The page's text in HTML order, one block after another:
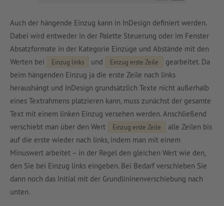
Auch der hängende Einzug kann in InDesign definiert werden.
Dabei wird entweder in der Palette Steuerung oder im Fenster
Absatzformate in der Kategorie Einzüge und Abstände mit den
Werten bei
Einzug links und Einzug erste Zeile
gearbeitet. Da
beim hängenden Einzug ja die erste Zeile nach links
heraushängt und InDesign grundsätzlich Texte nicht außerhalb
eines Textrahmens platzieren kann, muss zunächst der gesamte
Text mit einem linken Einzug versehen werden. Anschließend
verschiebt man über den Wert
Einzug erste Zeile
alle Zeilen bis
auf die erste wieder nach links, indem man mit einem
Minuswert arbeitet – in der Regel den gleichen Wert wie den,
den Sie bei Einzug links eingeben. Bei Bedarf verschieben Sie
dann noch das Initial mit der Grundlininenverschiebung nach
unten.